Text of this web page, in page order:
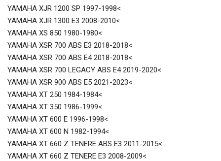
YAMAHA XJR 1200 SP 1997-1998<
YAMAHA XJR 1300 E3 2008-2010<
YAMAHA XS 850 1980-1980<
YAMAHA XSR 700 ABS E3 2018-2018<
YAMAHA XSR 700 ABS E4 2018-2018<
YAMAHA XSR 700 LEGACY ABS E4 2019-2020<
YAMAHA XSR 900 ABS E5 2021-2023<
YAMAHA XT 250 1984-1984<
YAMAHA XT 350 1986-1999<
YAMAHA XT 600 E 1996-1998<
YAMAHA XT 600 N 1982-1994<
YAMAHA XT 660 Z TENERE ABS E3 2011-2015<
YAMAHA XT 660 Z TENERE E3 2008-2009<